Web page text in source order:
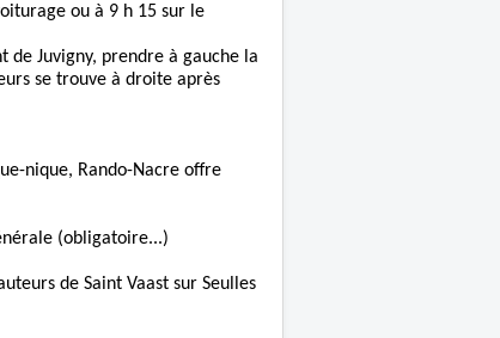
ou à 9 h 15 sur le
de Juvigny, prendre à gauche la
se trouve à droite après
nique, Rando-Nacre offre
(obligatoire...)
de Saint Vaast sur Seulles